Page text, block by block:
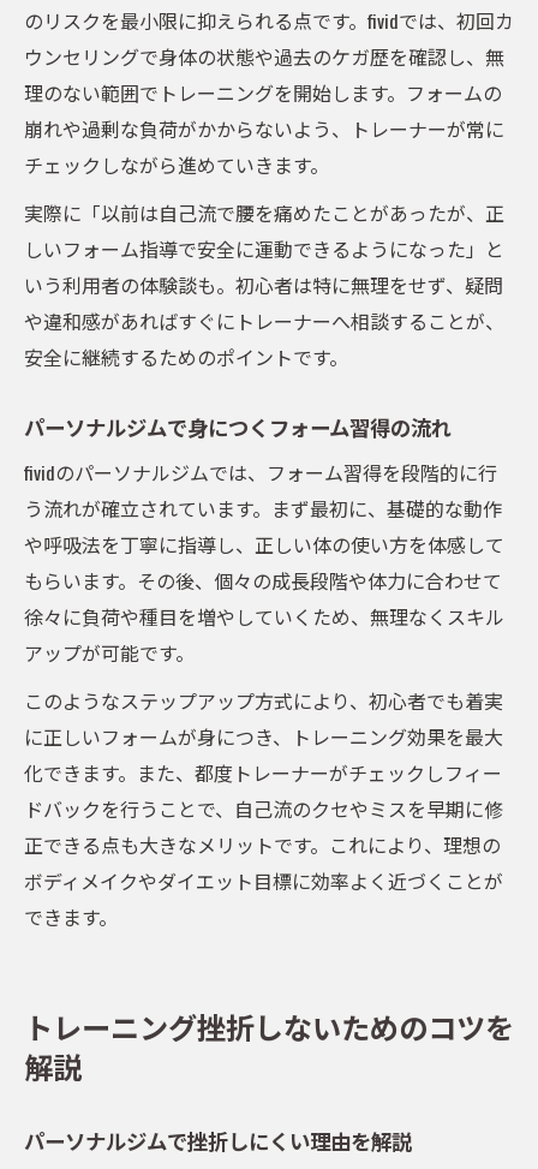
のリスクを最小限に抑えられる点です。fividでは、初回カ
ウンセリングで身体の状態や過去のケガ歴を確認し、無
理のない範囲でトレーニングを開始します。フォームの
崩れや過剰な負荷がかからないよう、トレーナーが常に
チェックしながら進めていきます。
実際に「以前は自己流で腰を痛めたことがあったが、正
しいフォーム指導で安全に運動できるようになった」と
いう利用者の体験談も。初心者は特に無理をせず、疑問
や違和感があればすぐにトレーナーへ相談することが、
安全に継続するためのポイントです。
パーソナルジムで身につくフォーム習得の流れ
fividのパーソナルジムでは、フォーム習得を段階的に行
う流れが確立されています。まず最初に、基礎的な動作
や呼吸法を丁寧に指導し、正しい体の使い方を体感して
もらいます。その後、個々の成長段階や体力に合わせて
徐々に負荷や種目を増やしていくため、無理なくスキル
アップが可能です。
このようなステップアップ方式により、初心者でも着実
に正しいフォームが身につき、トレーニング効果を最大
化できます。また、都度トレーナーがチェックしフィー
ドバックを行うことで、自己流のクセやミスを早期に修
正できる点も大きなメリットです。これにより、理想の
ボディメイクやダイエット目標に効率よく近づくことが
できます。
トレーニング挫折しないためのコツを
解説
パーソナルジムで挫折しにくい理由を解説